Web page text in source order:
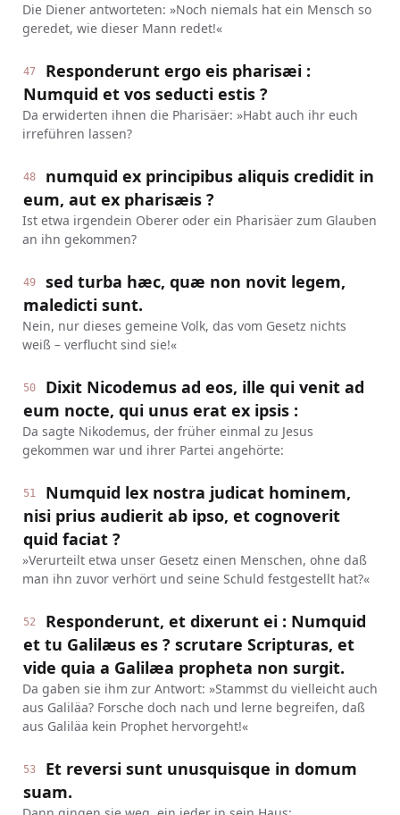
Die Diener antworteten: »Noch niemals hat ein Mensch so
geredet, wie dieser Mann redet!«
47
Responderunt ergo eis pharisæi :
Numquid et vos seducti estis ?
Da erwiderten ihnen die Pharisäer: »Habt auch ihr euch
irreführen lassen?
48
numquid ex principibus aliquis credidit in
eum, aut ex pharisæis ?
Ist etwa irgendein Oberer oder ein Pharisäer zum Glauben
an ihn gekommen?
49
sed turba hæc, quæ non novit legem,
maledicti sunt.
Nein, nur dieses gemeine Volk, das vom Gesetz nichts
weiß – verflucht sind sie!«
50
Dixit Nicodemus ad eos, ille qui venit ad
eum nocte, qui unus erat ex ipsis :
Da sagte Nikodemus, der früher einmal zu Jesus
gekommen war und ihrer Partei angehörte:
51
Numquid lex nostra judicat hominem,
nisi prius audierit ab ipso, et cognoverit
quid faciat ?
»Verurteilt etwa unser Gesetz einen Menschen, ohne daß
man ihn zuvor verhört und seine Schuld festgestellt hat?«
52
Responderunt, et dixerunt ei : Numquid
et tu Galilæus es ? scrutare Scripturas, et
vide quia a Galilæa propheta non surgit.
Da gaben sie ihm zur Antwort: »Stammst du vielleicht auch
aus Galiläa? Forsche doch nach und lerne begreifen, daß
aus Galiläa kein Prophet hervorgeht!«
53
Et reversi sunt unusquisque in domum
suam.